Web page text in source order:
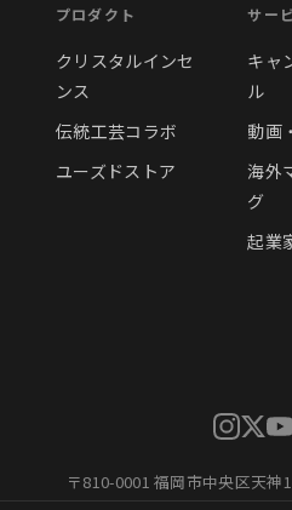
プロダクト
クリスタルインセ
ンス
伝統工芸コラボ
ユーズドストア
サー
キャ
ル
動画
海外
グ
起業
〒810-0001 福岡市中央区天神